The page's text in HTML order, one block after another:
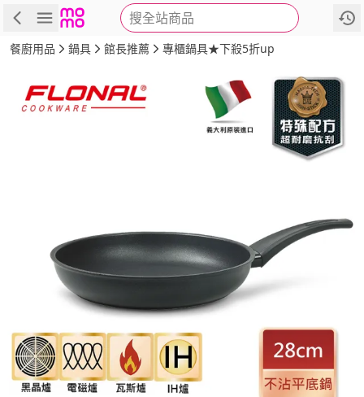
搜全站商品
商品 評價 詳情
餐廚用品 鍋具 館長推薦 專櫃鍋具★下殺5折up